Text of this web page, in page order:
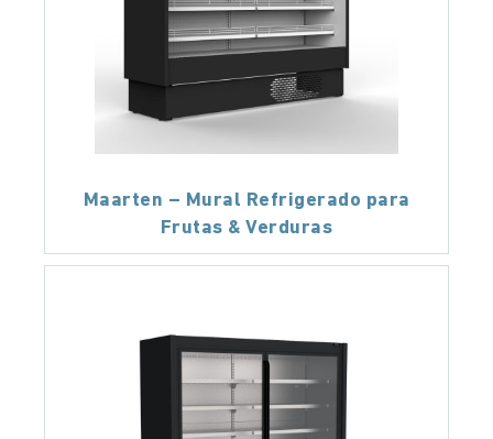
Maarten – Mural Refrigerado para
Frutas & Verduras